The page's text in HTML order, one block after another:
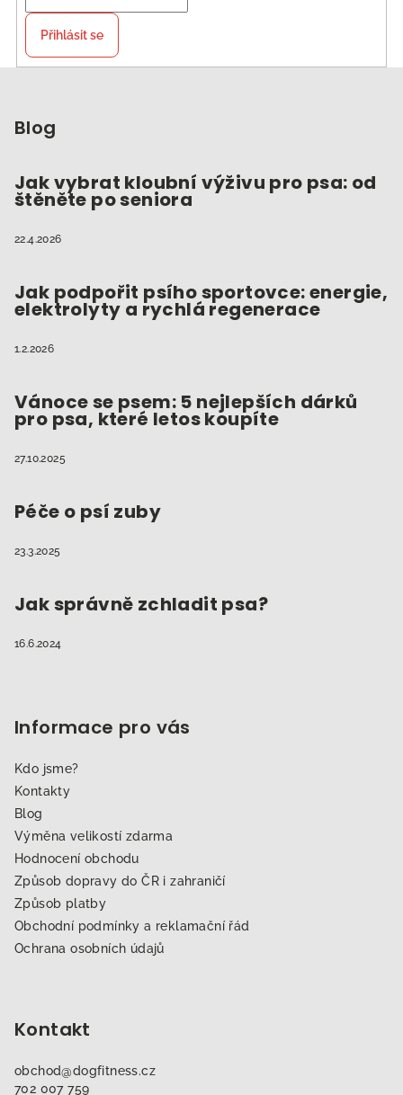
Přihlásit se
Blog
Jak vybrat kloubní výživu pro psa: od
štěněte po seniora
22.4.2026
Jak podpořit psího sportovce: energie,
elektrolyty a rychlá regenerace
1.2.2026
Vánoce se psem: 5 nejlepších dárků
pro psa, které letos koupíte
27.10.2025
Péče o psí zuby
23.3.2025
Jak správně zchladit psa?
16.6.2024
Informace pro vás
Kdo jsme?
Kontakty
Blog
Výměna velikostí zdarma
Hodnocení obchodu
Způsob dopravy do ČR i zahraničí
Způsob platby
Obchodní podmínky a reklamační řád
Ochrana osobních údajů
Kontakt
obchod@dogfitness.cz
702 007 759